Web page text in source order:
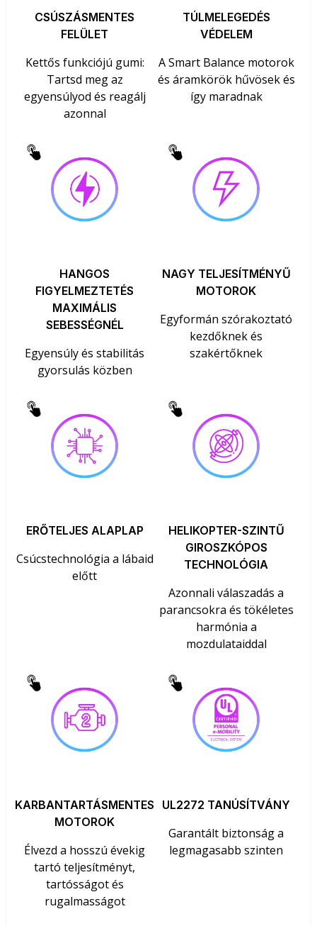
CSÚSZÁSMENTES
FELÜLET
Kettős funkciójú gumi:
Tartsd meg az
egyensúlyod és reagálj
azonnal
TÚLMELEGEDÉS
VÉDELEM
A Smart Balance motorok
és áramkörök hűvösek és
így maradnak
HANGOS
FIGYELMEZTETÉS
MAXIMÁLIS
SEBESSÉGNÉL
Egyensúly és stabilitás
gyorsulás közben
NAGY TELJESÍTMÉNYŰ
MOTOROK
Egyformán szórakoztató
kezdőknek és
szakértőknek
ERŐTELJES ALAPLAP
Csúcstechnológia a lábaid
előtt
HELIKOPTER-SZINTŰ
GIROSZKÓPOS
TECHNOLÓGIA
Azonnali válaszadás a
parancsokra és tökéletes
harmónia a
mozdulataiddal
KARBANTARTÁSMENTES
MOTOROK
Élvezd a hosszú évekig
tartó teljesítményt,
tartósságot és
rugalmasságot
UL2272 TANÚSÍTVÁNY
Garantált biztonság a
legmagasabb szinten